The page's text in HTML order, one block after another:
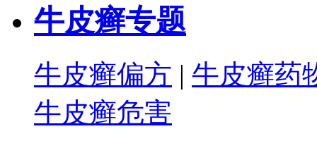
牛皮癣专题
牛皮癣偏方 | 牛皮癣药
牛皮癣危害